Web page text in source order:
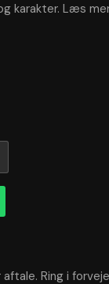
karakter. Læs
Ring i